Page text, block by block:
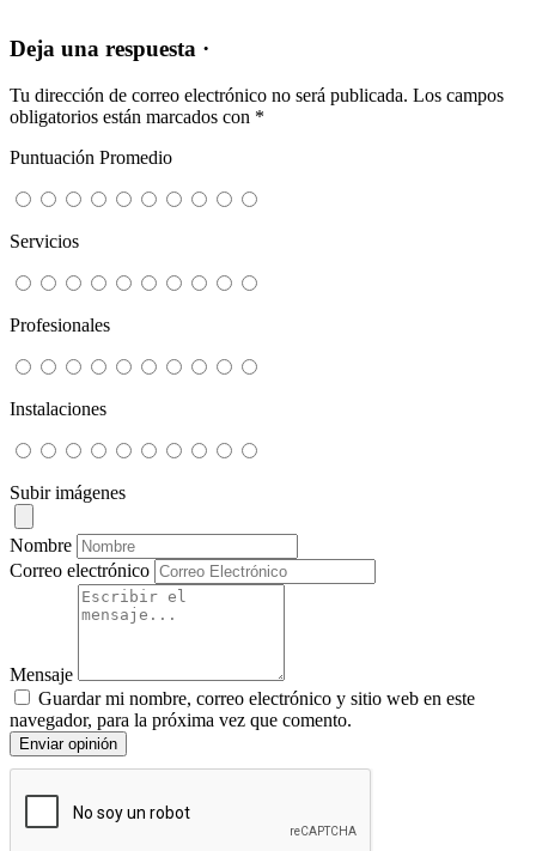
Deja una respuesta ·
Tu dirección de correo electrónico no será publicada. Los campos
obligatorios están marcados con *
Puntuación Promedio
Servicios
Profesionales
Instalaciones
Subir imágenes
Nombre
Correo electrónico
Mensaje
Guardar mi nombre, correo electrónico y sitio web en este
navegador, para la próxima vez que comento.
Enviar opinión